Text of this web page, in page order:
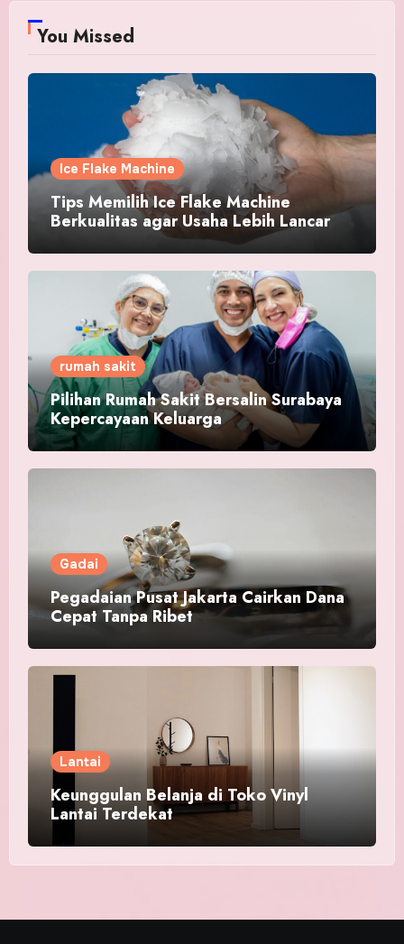
You Missed
Ice Flake Machine
Tips Memilih Ice Flake Machine
Berkualitas agar Usaha Lebih Lancar
rumah sakit
Pilihan Rumah Sakit Bersalin Surabaya
Kepercayaan Keluarga
Gadai
Pegadaian Pusat Jakarta Cairkan Dana
Cepat Tanpa Ribet
Lantai
Keunggulan Belanja di Toko Vinyl
Lantai Terdekat